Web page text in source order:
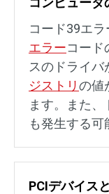
コード39エラ
エラーコード
スのドライバ
ジストリの値
ます。また
も発生する可
PCIデバイス